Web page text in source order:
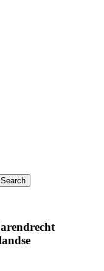
Search